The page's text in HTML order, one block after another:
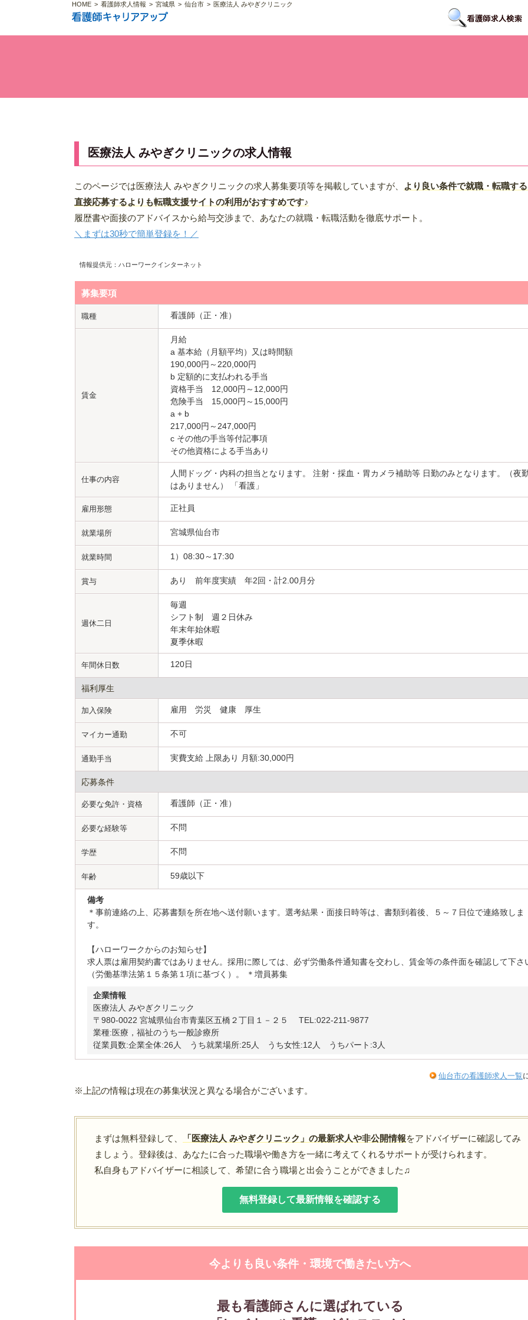
医療法人 みやぎクリニックの求人情報
このページでは医療法人 みやぎクリニックの求人募集要項等を掲載していますが、
より良い条件で就職・転職す
直接応募するよりも転職支援サイトの利用がおすすめです♪
履歴書や面接のアドバイスから給与交渉まで、あなたの就職・転職活動を徹底サポート。
＼まずは30秒で簡単登録を！／
情報提供元：ハローワークインターネット
募集要項
職種 看護師（正・准）
賃金
月給
a 基本給（月額平均）又は時間額
190,000円～220,000円
b 定額的に支払われる手当
資格手当 12,000円～12,000円
危険手当 15,000円～15,000円
a + b
217,000円～247,000円
c その他の手当等付記事項
その他資格による手当あり
仕事の内容
人間ドッグ・内科の担当となります。 注射・採血・胃カメラ補助等 日勤のみとなります。（夜
はありません） 「看護」
雇用形態 正社員
就業場所 宮城県仙台市
就業時間 1）08:30～17:30
賞与 あり 前年度実績 年2回・計2.00月分
週休二日
毎週
シフト制 週２日休み
年末年始休暇
夏季休暇
年間休日数 120日
福利厚生
加入保険 雇用 労災 健康 厚生
マイカー通勤 不可
通勤手当 実費支給 上限あり 月額:30,000円
応募条件
必要な免許・資格 看護師（正・准）
必要な経験等 不問
学歴 不問
年齢 59歳以下
備考
＊事前連絡の上、応募書類を所在地へ送付願います。選考結果・面接日時等は、書類到着後、５～７日位で連絡致しま
す。
【ハローワークからのお知らせ】
求人票は雇用契約書ではありません。採用に際しては、必ず労働条件通知書を交わし、賃金等の条件面を確認して下さ
（労働基準法第１５条第１項に基づく）。 ＊増員募集
企業情報
医療法人 みやぎクリニック
〒980-0022 宮城県仙台市青葉区五橋２丁目１－２５ TEL:022-211-9877
業種:医療，福祉のうち一般診療所
従業員数:企業全体:26人 うち就業場所:25人 うち女性:12人 うちパート:3人
仙台市の看護師求人一覧
※上記の情報は現在の募集状況と異なる場合がございます。
まずは無料登録して、 「医療法人 みやぎクリニック」の最新求人や非公開情報をアドバイザーに確認してみ
ましょう。登録後は、あなたに合った職場や働き方を一緒に考えてくれるサポートが受けられます。
私自身もアドバイザーに相談して、希望に合う職場と出会うことができました♫
無料登録して最新情報を確認する
今よりも良い条件・環境で働きたい方へ
最も看護師さんに選ばれている
HOME 看護師求人情報 宮城県 仙台市 医療法人 みやぎクリニック